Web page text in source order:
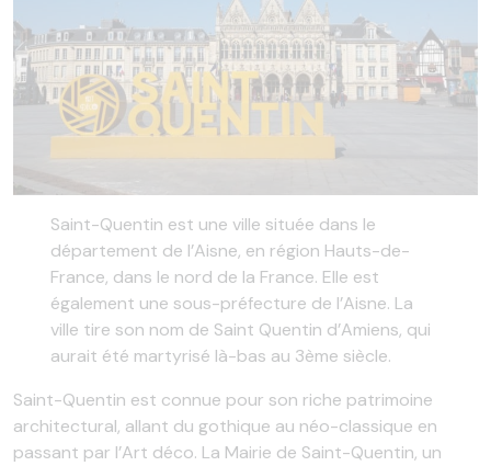
Saint-Quentin est une ville située dans le
département de l’Aisne, en région Hauts-de-
France, dans le nord de la France. Elle est
également une sous-préfecture de l’Aisne. La
ville tire son nom de Saint Quentin d’Amiens, qui
aurait été martyrisé là-bas au 3ème siècle.
Saint-Quentin est connue pour son riche patrimoine
architectural, allant du gothique au néo-classique en
passant par l’Art déco. La Mairie de Saint-Quentin, un